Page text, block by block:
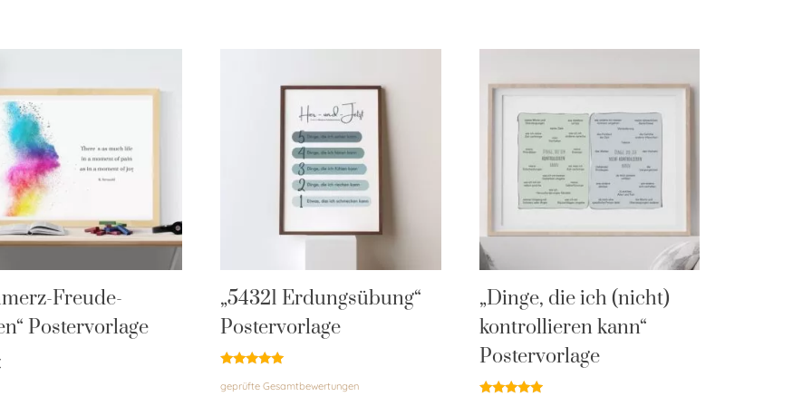
Freude-
Postervorlage
„54321 Erdungsübung“
Postervorlage
mit
geprüfte Gesamtbewertungen
„Dinge, die ich (nicht)
kontrollieren kann“
Postervorlage